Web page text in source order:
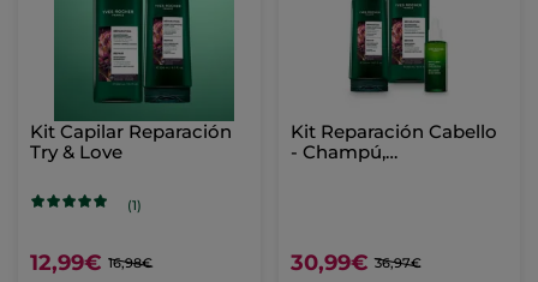
Kit Capilar Reparación
Try & Love
(1)
12,99€ 16,98€
Kit Reparación Cabello
- Champú,
30,99€ 36,97€